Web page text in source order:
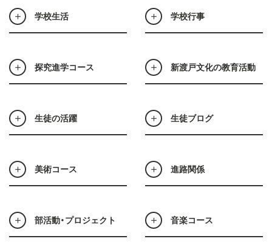
学校生活 学校行事
探究進学コース 新渡戸文化の教育活動
生徒の活躍 生徒ブログ
美術コース 進路関係
部活動・プロジェクト 音楽コース